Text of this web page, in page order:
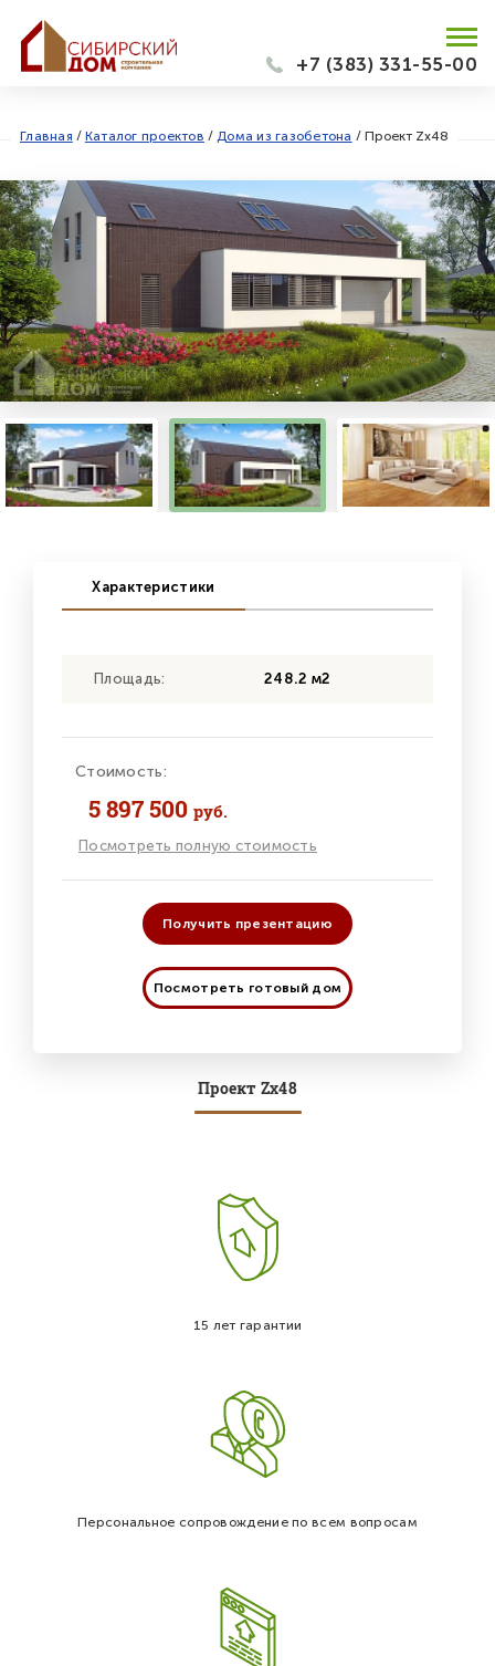
+7 (383) 331-55-00
Главная / Каталог проектов / Дома из газобетона / Проект Zx48
Характеристики
Площадь: 248.2 м2
Стоимость:
5 897 500 руб.
Посмотреть полную стоимость
Получить презентацию
Посмотреть готовый дом
Проект Zx48
15 лет гарантии
Персональное сопровождение по всем вопросам